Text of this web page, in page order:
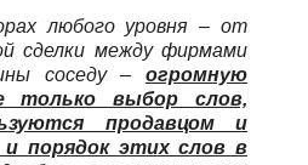
любого уровня – от
сделки между фирмами
соседу – огромную
только выбор слов,
продавцом и
и порядок этих слов в